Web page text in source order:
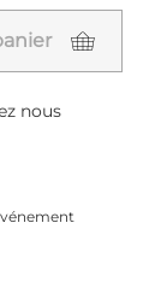
nous